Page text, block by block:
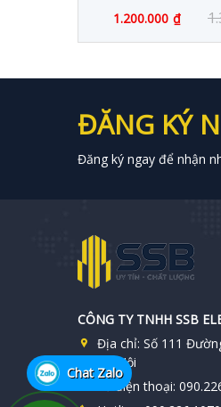
1.200.000 ₫
ĐĂNG KÝ
Đăng ký ngay để nhận
CÔNG TY TNHH SSB
Địa chỉ: Số 111
Hà Nội
Số điện thoại:
Chat Zalo